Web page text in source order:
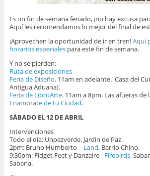
Es un fin de semana feriado, ¡no hay excusa
Aquí les recomendamos lo mejor del final de
¡Aprovechen la oportunidad de ir en tren!Aquí
horarios especialespara este fin de semana.
Y no se pierden:
Ruta de exposiciones
Feria de Diseño. 11am en adelante. Casa del
Antigua Aduana).
Feria de LibroArte. 11am a 8pm. Las afueras de
Enamorate de tu Ciudad.
SÁBADOEL 12 DE ABRIL
Intervenciones
Todo el día: Unpezverde. Jardin de Paz.
2pm: Bruno Humberto – Land. Barrio Chino.
9:30pm: Fidget Feet y Danzaire - Firebirds.
Sabana.